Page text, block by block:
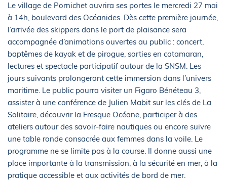
Le village de Pornichet ouvrira ses portes le mercredi 27 mai
à 14h, boulevard des Océanides. Dès cette première journée,
l’arrivée des skippers dans le port de plaisance sera
accompagnée d’animations ouvertes au public : concert,
baptêmes de kayak et de pirogue, sorties en catamaran,
lectures et spectacle participatif autour de la SNSM. Les
jours suivants prolongeront cette immersion dans l’univers
maritime. Le public pourra visiter un Figaro Bénéteau 3,
assister à une conférence de Julien Mabit sur les clés de La
Solitaire, découvrir la Fresque Océane, participer à des
ateliers autour des savoir-faire nautiques ou encore suivre
une table ronde consacrée aux femmes dans la voile. Le
programme ne se limite pas à la course. Il donne aussi une
place importante à la transmission, à la sécurité en mer, à la
pratique accessible et aux activités de bord de mer.